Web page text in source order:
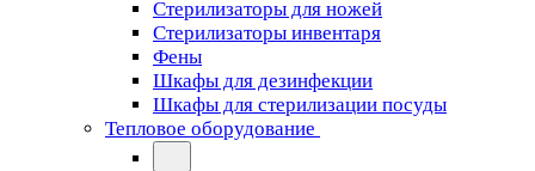
Стерилизаторы для ножей
Стерилизаторы инвентаря
Фены
Шкафы для дезинфекции
Шкафы для стерилизации посуды
Тепловое оборудование